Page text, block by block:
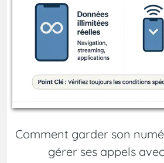
Comment garder son
gérer ses appels